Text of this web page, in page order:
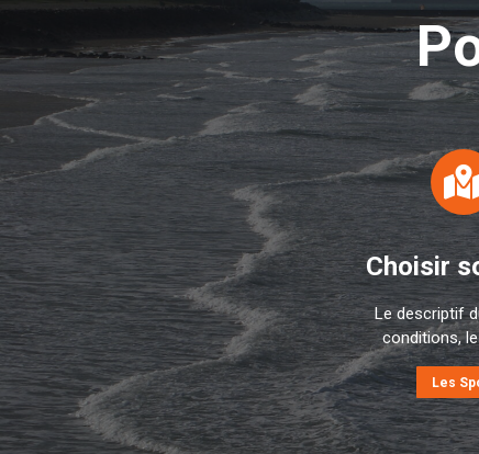
Choisir
Le descriptif
conditions,
Les